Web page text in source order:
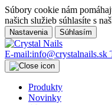
Súbory cookie nám
našich služieb súhlasíte s
Nastavenia Súhlasím
E-mail:info@crystalnails.sk
Produkty
Novinky